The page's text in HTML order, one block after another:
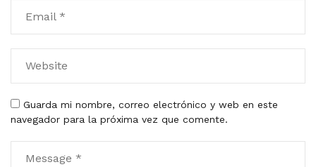
Guarda mi nombre, correo electrónico y web en este
navegador para la próxima vez que comente.